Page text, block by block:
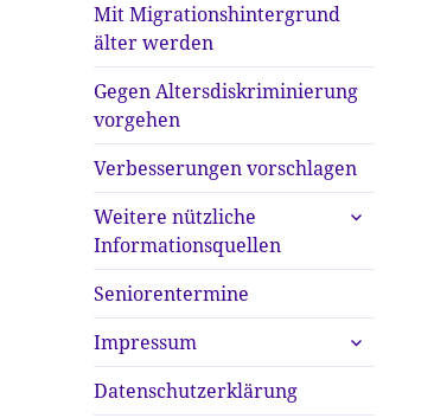
Mit Migrationshintergrund
älter werden
Gegen Altersdiskriminierung
vorgehen
Verbesserungen vorschlagen
Weitere nützliche
Informationsquellen
untermenü
Seniorentermine
Impressum
untermenü
anzeigen
Datenschutzerklärung